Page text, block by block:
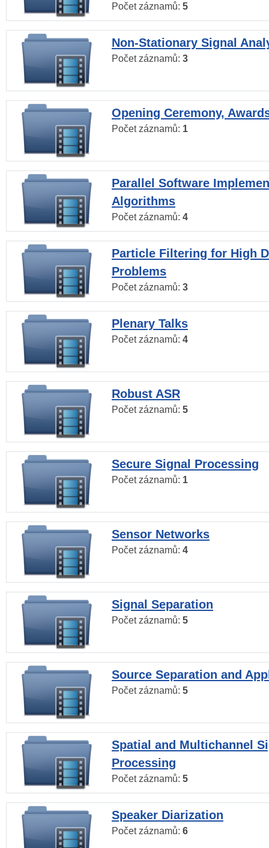
Počet záznamů: 5
Non-Stationary Signal
Počet záznamů: 3
Opening Ceremony,
Počet záznamů: 1
Parallel Software
Algorithms
Počet záznamů: 4
Particle Filtering for High
Problems
Počet záznamů: 3
Plenary Talks
Počet záznamů: 4
Robust ASR
Počet záznamů: 5
Secure Signal Processing
Počet záznamů: 1
Sensor Networks
Počet záznamů: 4
Signal Separation
Počet záznamů: 5
Source Separation and
Počet záznamů: 5
Spatial and Multichannel
Processing
Počet záznamů: 5
Speaker Diarization
Počet záznamů: 6